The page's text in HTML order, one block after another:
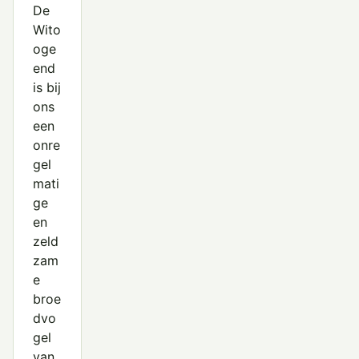
De
Wito
oge
end
is bij
ons
een
onre
gel
mati
ge
en
zeld
zam
e
broe
dvo
gel